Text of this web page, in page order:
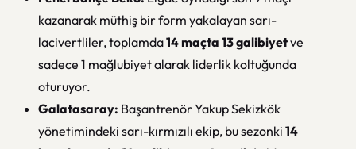
kazanarak müthiş bir form yakalayan sarı-
lacivertliler, toplamda14 maçta 13 galibiyetve
sadece 1 mağlubiyet alarak liderlik koltuğunda
oturuyor.
Galatasaray: Başantrenör Yakup Sekizkök
yönetimindeki sarı-kırmızılı ekip, bu sezonki 14